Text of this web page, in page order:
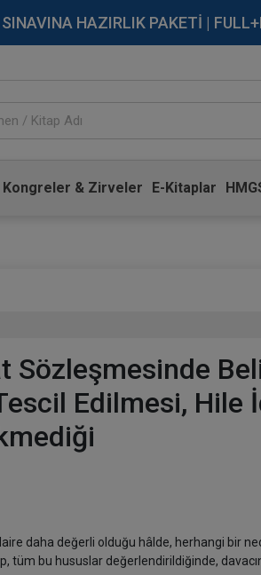
HAZIRLIK PAKETİ |
Kongreler & Zirveler E-Kitaplar
Sözleşmesinde
Edilmesi, Hile
daha değerli olduğu hâlde, herhangi bir
tüm bu hususlar değerlendirildiğinde,